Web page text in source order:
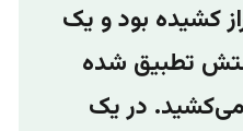
کشیده بود و یک
تطبیق شده
در یک